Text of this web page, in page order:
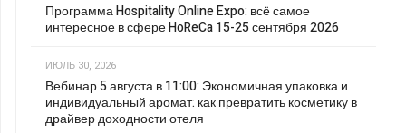
Программа Hospitality Online Expo: всё самое
интересное в сфере HoReCa 15-25 сентября 2026
ИЮЛЬ 30, 2026
Вебинар 5 августа в 11:00: Экономичная упаковка и
индивидуальный аромат: как превратить косметику в
драйвер доходности отеля